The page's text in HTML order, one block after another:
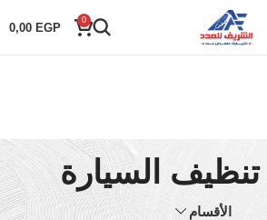
0
0,00 EGP
تنظيف السيارة
الأقسام